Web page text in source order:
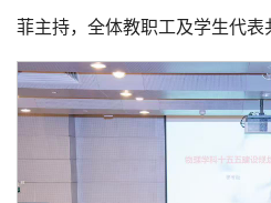
菲主持，全体教职工及学生代表